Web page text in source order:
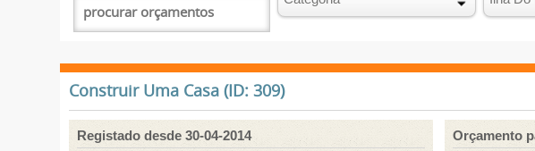
Construir Uma Casa (ID: 309)
Registado desde 30-04-2014 Orçamento